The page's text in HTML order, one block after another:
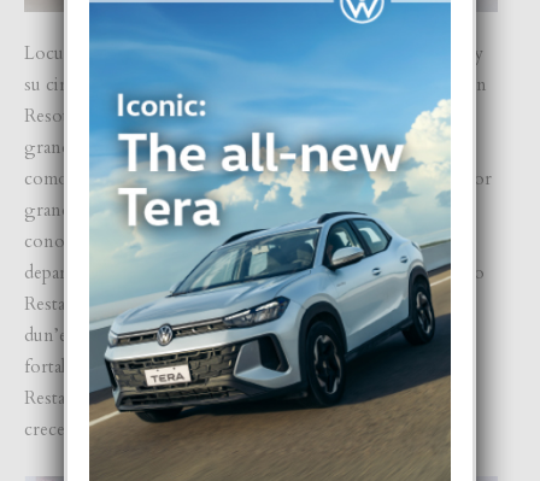
Locual a yuda Julisa den e periodo ey tabata su experiencia y
su circulo di apoyo. Su
como Executive Human
Resources Manager den un Resort Internacional hopi
grandi, cu mas di 450 empleado, hunto cu su experencia
como Secretaria/Accounts Receivables den un Trustkantoor
grandi na Aruba. Esaki a dun’e structura, disciplina y
conocemento operacional. El a traha tambe den varios
departamento administrativo. E tin experiencia tambe como
Restaurant Supervisor den departamento hotelero, loke a
dun’e mas experiencia, aunke despues el a realisa cu su
fortalesanan ta mas alinea cu ‘Management y Operation’.
Restaurant no tabata e departamento unda e kier a sigui
crece, pues e mester a haci e cambio.